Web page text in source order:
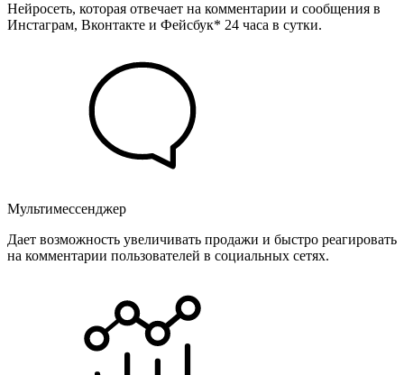
Нейросеть, которая отвечает на комментарии и сообщения в
Инстаграм, Вконтакте и Фейсбук* 24 часа в сутки.
Мультимессенджер
Дает возможность увеличивать продажи и быстро реагировать
на комментарии пользователей в социальных сетях.